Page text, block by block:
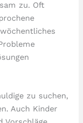
zu. Oft
zu suchen,
Auch Kinder